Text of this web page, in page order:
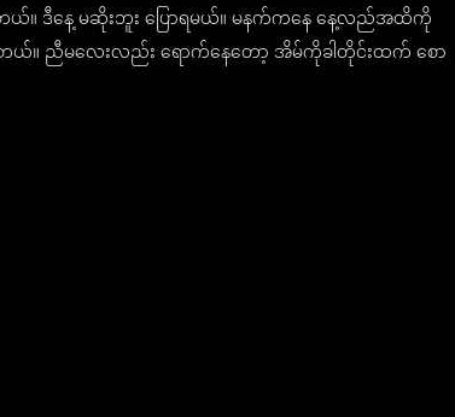
ဒီနေ့ မဆိုးဘူး ပြောရမယ်။ မနက်ကနေ နေ့လည်အထိကို
ယ်။ ညီမလေးလည်း ရောက်နေတော့ အိမ်ကိုခါတိုင်းထက် စော